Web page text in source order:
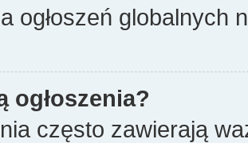
ogłoszeń globalnych
ogłoszenia?
często zawierają